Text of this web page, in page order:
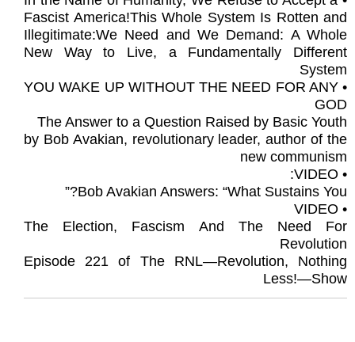
Fascist America!This Whole System Is Rotten and
Illegitimate:We Need and We Demand: A Whole
New Way to Live, a Fundamentally Different
System
• YOU WAKE UP WITHOUT THE NEED FOR ANY
GOD
The Answer to a Question Raised by Basic Youth
by Bob Avakian, revolutionary leader, author of the
new communism
• VIDEO:
Bob Avakian Answers: “What Sustains You?”
• VIDEO
The Election, Fascism And The Need For
Revolution
Episode 221 of The RNL—Revolution, Nothing
Less!—Show